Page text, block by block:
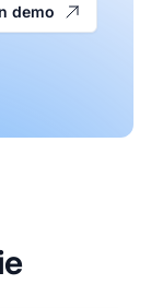
demo